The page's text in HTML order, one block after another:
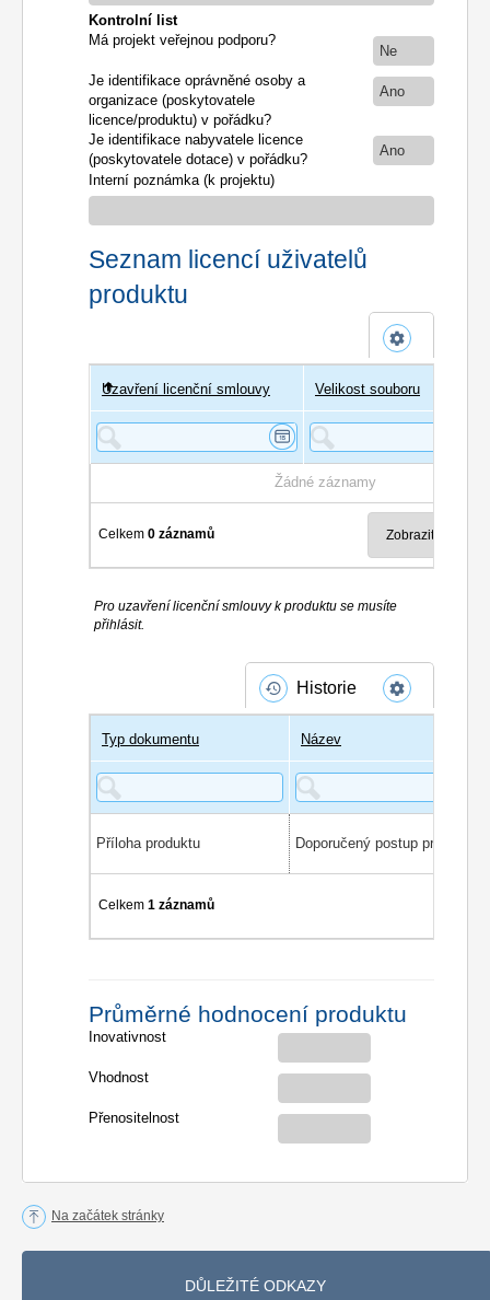
Kontrolní list
Má projekt veřejnou podporu?
Ne
Je identifikace oprávněné osoby a
organizace (poskytovatele
licence/produktu) v pořádku?
Ano
Je identifikace nabyvatele licence
(poskytovatele dotace) v pořádku?
Ano
Interní poznámka (k projektu)
Seznam licencí uživatelů
produktu
Uživatel
Uzavření licenční smlouvy Velikost souboru
Žádné záznamy
Celkem0 záznamů
Pro uzavření licenční smlouvy k produktu se musíte
přihlásit.
Historie
Typ dokumentu Název
Příloha produktu
Celkem1 záznamů
Průměrné hodnocení produktu
Inovativnost
Vhodnost
Přenositelnost
Na začátek stránky
DŮLEŽITÉ ODKAZY